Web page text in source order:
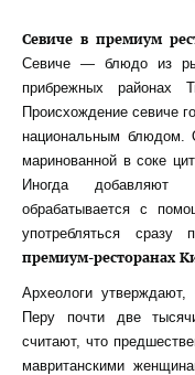
Севиче в премиум
Севиче — блюдо из
прибрежных районах
Происхождение севиче
национальным блюдом.
маринованной в соке
Иногда
обрабатывается с
употребляться сразу
премиум-ресторанах
Археологи
Перу почти две
считают, что
мавританскими